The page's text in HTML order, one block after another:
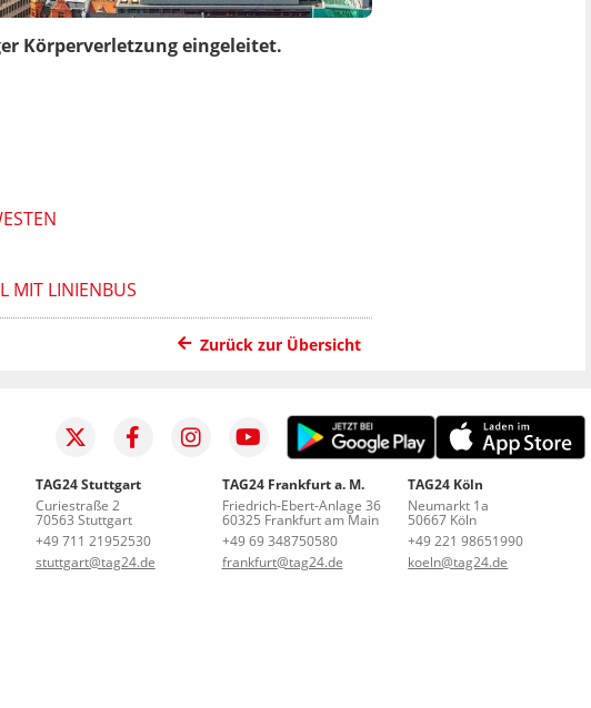
Körperverletzung eingeleitet.
MIT LINIENBUS
Zurück zur Übersicht
TAG24 Stuttgart
Curiestraße 2
70563 Stuttgart
+49 711 21952530
stuttgart@tag24.de
TAG24 Frankfurt a. M.
Friedrich-Ebert-Anlage 36
60325 Frankfurt am Main
+49 69 348750580
frankfurt@tag24.de
TAG24 Köln
Neumarkt 1a
50667 Köln
+49 221 98651990
koeln@tag24.de